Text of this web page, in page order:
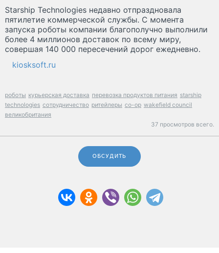
Starship Technologies недавно отпраздновала
пятилетие коммерческой службы. С момента
запуска роботы компании благополучно выполнили
более 4 миллионов доставок по всему миру,
совершая 140 000 пересечений дорог ежедневно.
kiosksoft.ru
роботы курьерская доставка перевозка продуктов питания starship
technologies сотрудничество ритейлеры co-op wakefield council
великобритания
37 просмотров всего.
ОБСУДИТЬ